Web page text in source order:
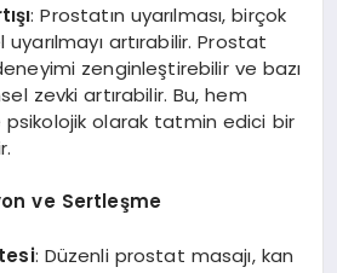
: Prostatın uyarılması, birçok
artırabilir. Prostat
zenginleştirebilir ve bazı
zevki artırabilir. Bu, hem
psikolojik olarak tatmin edici bir
ve Sertleşme
: Düzenli prostat masajı, kan